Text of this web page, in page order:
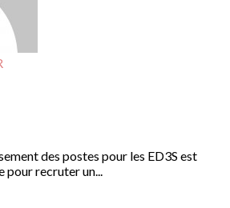
des postes pour les ED3S est
pour recruter un...